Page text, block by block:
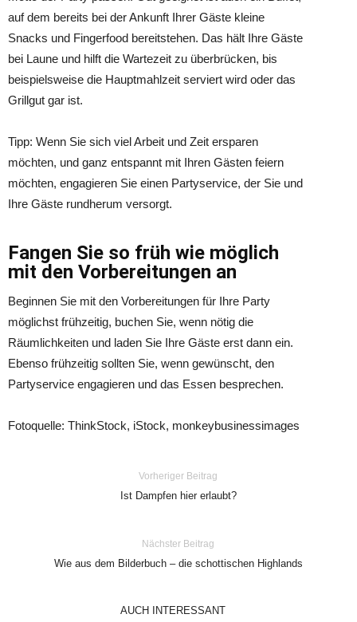
auf dem bereits bei der Ankunft Ihrer Gäste kleine
Snacks und Fingerfood bereitstehen. Das hält Ihre Gäste
bei Laune und hilft die Wartezeit zu überbrücken, bis
beispielsweise die Hauptmahlzeit serviert wird oder das
Grillgut gar ist.
Tipp: Wenn Sie sich viel Arbeit und Zeit ersparen
möchten, und ganz entspannt mit Ihren Gästen feiern
möchten, engagieren Sie einen Partyservice, der Sie und
Ihre Gäste rundherum versorgt.
Fangen Sie so früh wie möglich
mit den Vorbereitungen an
Beginnen Sie mit den Vorbereitungen für Ihre Party
möglichst frühzeitig, buchen Sie, wenn nötig die
Räumlichkeiten und laden Sie Ihre Gäste erst dann ein.
Ebenso frühzeitig sollten Sie, wenn gewünscht, den
Partyservice engagieren und das Essen besprechen.
Fotoquelle: ThinkStock, iStock, monkeybusinessimages
Vorheriger Beitrag
Ist Dampfen hier erlaubt?
Nächster Beitrag
Wie aus dem Bilderbuch – die schottischen Highlands
AUCH INTERESSANT